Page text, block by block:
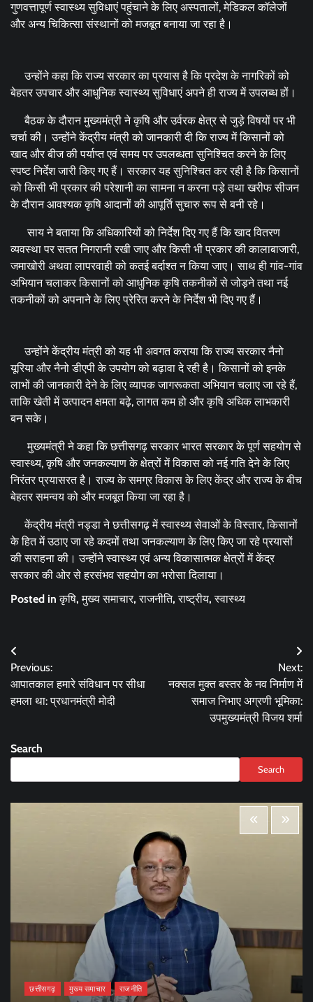
गुणवत्तापूर्ण स्वास्थ्य सुविधाएं पहुंचाने के लिए अस्पतालों, मेडिकल कॉलेजों
और अन्य चिकित्सा संस्थानों को मजबूत बनाया जा रहा है।
उन्होंने कहा कि राज्य सरकार का प्रयास है कि प्रदेश के नागरिकों को
बेहतर उपचार और आधुनिक स्वास्थ्य सुविधाएं अपने ही राज्य में उपलब्ध हों।
बैठक के दौरान मुख्यमंत्री ने कृषि और उर्वरक क्षेत्र से जुड़े विषयों पर भी
चर्चा की। उन्होंने केंद्रीय मंत्री को जानकारी दी कि राज्य में किसानों को
खाद और बीज की पर्याप्त एवं समय पर उपलब्धता सुनिश्चित करने के लिए
स्पष्ट निर्देश जारी किए गए हैं। सरकार यह सुनिश्चित कर रही है कि किसानों
को किसी भी प्रकार की परेशानी का सामना न करना पड़े तथा खरीफ सीजन
के दौरान आवश्यक कृषि आदानों की आपूर्ति सुचारु रूप से बनी रहे।
साय ने बताया कि अधिकारियों को निर्देश दिए गए हैं कि खाद वितरण
व्यवस्था पर सतत निगरानी रखी जाए और किसी भी प्रकार की कालाबाजारी,
जमाखोरी अथवा लापरवाही को कतई बर्दाश्त न किया जाए। साथ ही गांव-गांव
अभियान चलाकर किसानों को आधुनिक कृषि तकनीकों से जोड़ने तथा नई
तकनीकों को अपनाने के लिए प्रेरित करने के निर्देश भी दिए गए हैं।
उन्होंने केंद्रीय मंत्री को यह भी अवगत कराया कि राज्य सरकार नैनो
यूरिया और नैनो डीएपी के उपयोग को बढ़ावा दे रही है। किसानों को इनके
लाभों की जानकारी देने के लिए व्यापक जागरूकता अभियान चलाए जा रहे हैं,
ताकि खेती में उत्पादन क्षमता बढ़े, लागत कम हो और कृषि अधिक लाभकारी
बन सके।
मुख्यमंत्री ने कहा कि छत्तीसगढ़ सरकार भारत सरकार के पूर्ण सहयोग से
स्वास्थ्य, कृषि और जनकल्याण के क्षेत्रों में विकास को नई गति देने के लिए
निरंतर प्रयासरत है। राज्य के समग्र विकास के लिए केंद्र और राज्य के बीच
बेहतर समन्वय को और मजबूत किया जा रहा है।
केंद्रीय मंत्री नड्डा ने छत्तीसगढ़ में स्वास्थ्य सेवाओं के विस्तार, किसानों
के हित में उठाए जा रहे कदमों तथा जनकल्याण के लिए किए जा रहे प्रयासों
की सराहना की। उन्होंने स्वास्थ्य एवं अन्य विकासात्मक क्षेत्रों में केंद्र
सरकार की ओर से हरसंभव सहयोग का भरोसा दिलाया।
Posted inकृषि,मुख्य समाचार,राजनीति,राष्ट्रीय,स्वास्थ्य
Post
navigation
Previous:
आपातकाल हमारे संविधान पर सीधा
हमला था: प्रधानमंत्री मोदी
Next:
नक्सल मुक्त बस्तर के नव निर्माण में
समाज निभाए अग्रणी भूमिका:
उपमुख्यमंत्री विजय शर्मा
Search
Search
छत्तीसगढ़ मुख्य समाचार राजनीति